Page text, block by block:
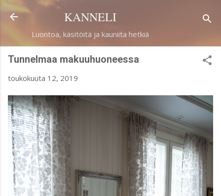
Siirry pääsisältöön
KANNELI
Luontoa, käsitöitä ja kauniita hetkiä
Tunnelmaa makuuhuoneessa
toukokuuta 12, 2019